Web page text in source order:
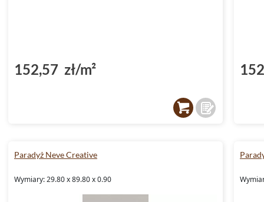
152,57 zł/m²
Paradyż Neve Creative
Wymiary: 29.80 x 89.80 x 0.90